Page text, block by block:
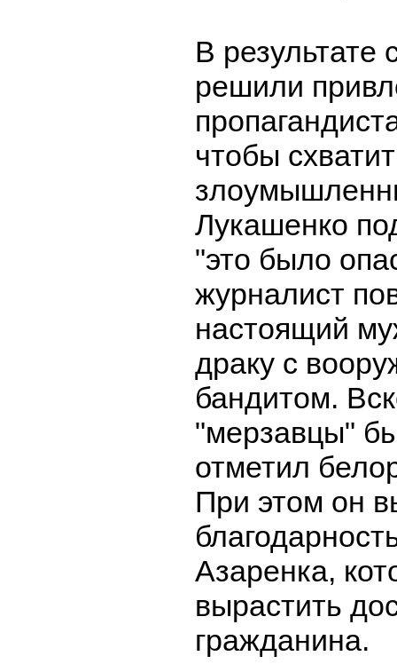
В результате
решили
чтобы
Лукашенко
"это было
журналист
настоящий
драку с
бандитом.
"мерзавцы"
отметил
При этом он
Азаренка,
вырастить
гражданина.